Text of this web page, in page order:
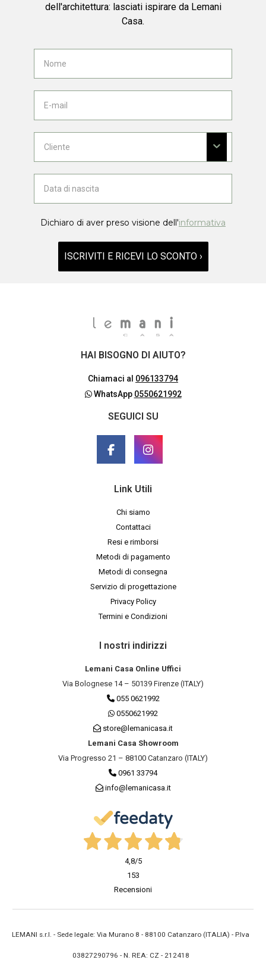
dell'architettura: lasciati ispirare da Lemani
Casa.
Dichiaro di aver preso visione dell'informativa
ISCRIVITI E RICEVI LO SCONTO ›
HAI BISOGNO DI AIUTO?
Chiamaci al 096133794
WhatsApp 0550621992
SEGUICI SU
Link Utili
Chi siamo
Contattaci
Resi e rimborsi
Metodi di pagamento
Metodi di consegna
Servizio di progettazione
Privacy Policy
Termini e Condizioni
I nostri indirizzi
Lemani Casa Online Uffici
Via Bolognese 14 – 50139 Firenze (ITALY)
055 0621992
0550621992
store@lemanicasa.it
Lemani Casa Showroom
Via Progresso 21 – 88100 Catanzaro (ITALY)
0961 33794
info@lemanicasa.it
4,8/5
153
Recensioni
LEMANI s.r.l. - Sede legale: Via Murano 8 - 88100 Catanzaro (ITALIA) - P.Iva
03827290796 - N. REA: CZ - 212418